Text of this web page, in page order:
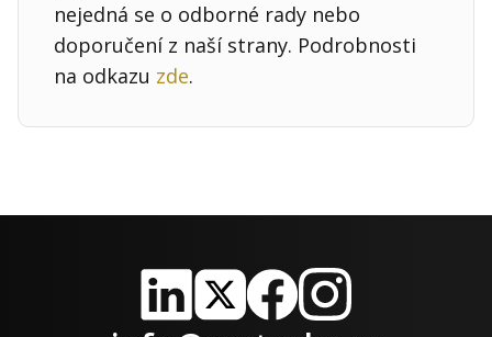
nejedná se o odborné rady nebo
doporučení z naší strany. Podrobnosti
na odkazu zde.